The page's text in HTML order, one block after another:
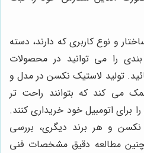
و نوع کاربری که دارند، دسته
را می توانید در محصولات
تولید لاستیک نکسن در مدل و
می کند که بتوانند راحت تر
برای اتومبیل خود خریداری کنند.
و هر برند دیگری، بررسی
مطالعه دقیق مشخصات فنی